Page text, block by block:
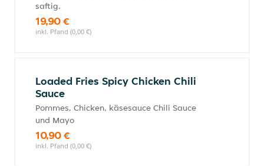
saftig.
19,90 €
inkl. Pfand (0,00 €)
Loaded Fries Spicy Chicken Chili
Sauce
Pommes, Chicken, käsesauce Chili Sauce
und Mayo
10,90 €
inkl. Pfand (0,00 €)